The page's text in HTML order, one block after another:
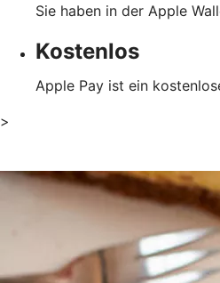
Sie haben in der Apple
Kostenlos
Apple Pay ist ein
>